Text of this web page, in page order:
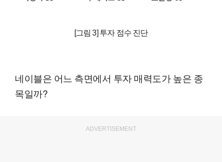
[그림 3] 투자 점수 진단
네이블은 어느 측면에서 투자 매력도가 높은 종
목일까?
ADVERTISEMENT